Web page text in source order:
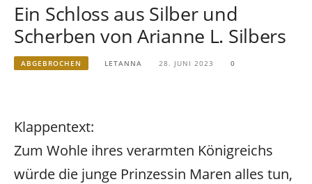
Ein Schloss aus Silber und
Scherben von Arianne L. Silbers
ABGEBROCHEN LETANNA 28. JUNI 2023 0
Klappentext:
Zum Wohle ihres verarmten Königreichs
würde die junge Prinzessin Maren alles tun,